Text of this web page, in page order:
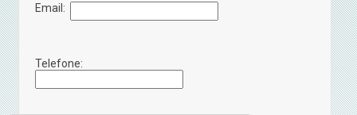
Email:
Telefone: